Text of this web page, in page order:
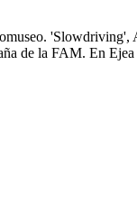
de la FAM. En